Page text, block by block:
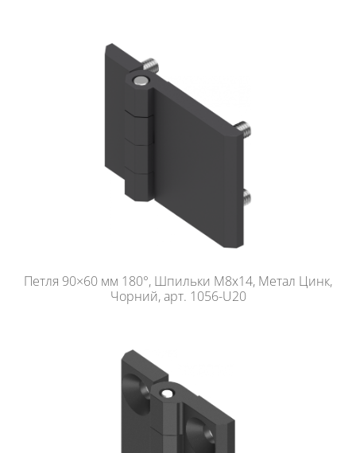
Петля 90×60 мм 180°, Шпильки М8х14, Метал Цинк,
Чорний, арт. 1056-U20